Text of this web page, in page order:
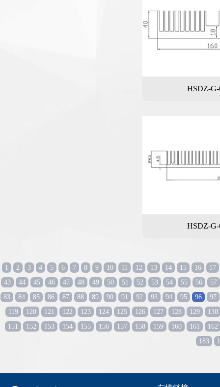
HSDZ-G-
HSDZ-G-
1 2 3 4 5 6 7 8 9 10 11 12 13 14 15 16
17
43
44 45 46 47 48 49 50 51 52 53 54 55 56
57
83
84 85 86 87 88 89 90 91 92 93 94 95 96
97
119
120 121 122 123 124 125 126 127 128 129
130
151
152 153 154 155 156 157 158 159 160 161
162
183